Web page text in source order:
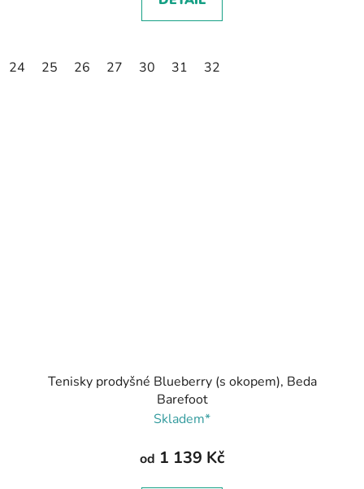
24 25 26 27 30 31 32
Tenisky prodyšné Blueberry (s okopem), Beda
Barefoot
Skladem*
od 1 139 Kč